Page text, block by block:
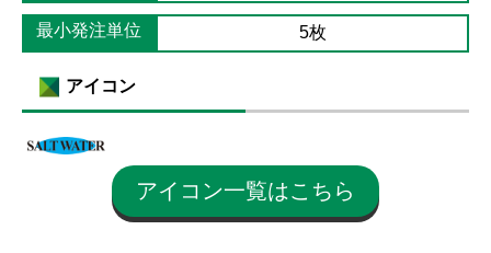
最小発注単位 5枚
アイコン
アイコン一覧はこちら